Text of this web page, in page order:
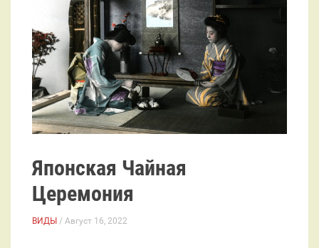
Японская Чайная
Церемония
ВИДЫ / Август 16, 2022